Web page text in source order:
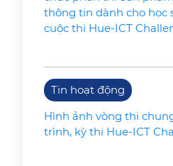
thông tin dành cho học
cuộc thi Hue-ICT
Tin hoạt động
Hình ảnh vòng thi
trình, kỳ thi Hue-ICT